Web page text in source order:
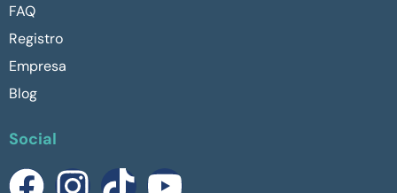
FAQ
Registro
Empresa
Blog
Social